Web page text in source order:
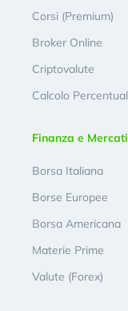
Corsi (Premium)
Broker Online
Criptovalute
Calcolo
Finanza e Mercati
Borsa Italiana
Borse Europee
Borsa Americana
Materie Prime
Valute (Forex)